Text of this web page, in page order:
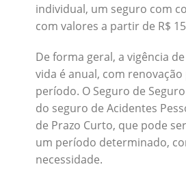
individual, um seguro com
com valores a partir de R$
De forma geral, a vigência
vida é anual, com
período. O Seguro de
do seguro de Acidentes
de Prazo Curto, que pode
um período determinado,
necessidade.